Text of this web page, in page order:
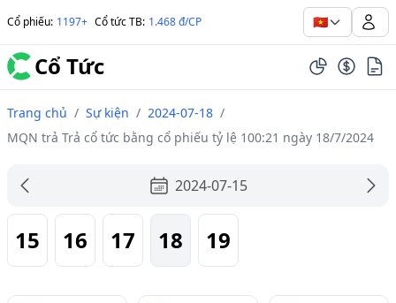
Cổ phiếu: 1197+ Cổ tức TB: 1.468 đ/CP 🇻🇳
Cổ Tức
Trang chủ / Sự kiện / 2024-07-18 /
MQN trả Trả cổ tức bằng cổ phiếu tỷ lệ 100:21 ngày 18/7/2024
2024-07-15
15 16 17 18 19